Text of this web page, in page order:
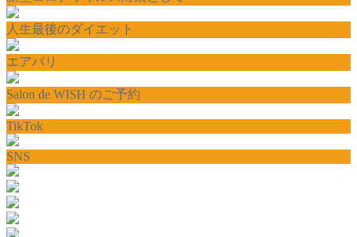
人生最後のダイエット
エアバリ
Salon de WISH のご予約
TikTok
SNS